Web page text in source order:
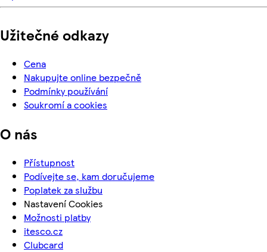
Užitečné odkazy
Cena
Nakupujte online bezpečně
Podmínky používání
Soukromí a cookies
O nás
Přístupnost
Podívejte se, kam doručujeme
Poplatek za službu
Nastavení Cookies
Možnosti platby
itesco.cz
Clubcard